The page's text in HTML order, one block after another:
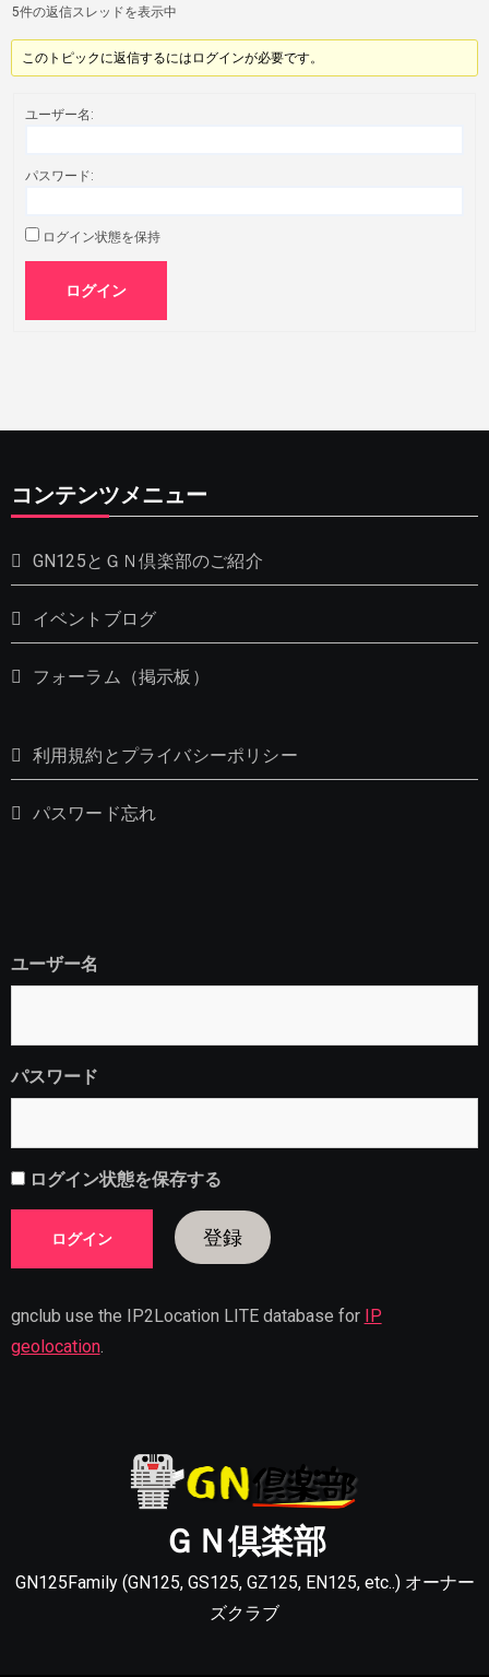
5件の返信スレッドを表示中
このトピックに返信するにはログインが必要です。
ユーザー名:
パスワード:
ログイン状態を保持
ログイン
コンテンツメニュー
GN125とＧＮ倶楽部のご紹介
イベントブログ
フォーラム（掲示板）
利用規約とプライバシーポリシー
パスワード忘れ
ユーザー名
パスワード
ログイン状態を保存する
登録
gnclub use the IP2Location LITE database for IP
geolocation.
ＧＮ倶楽部
GN125Family (GN125, GS125, GZ125, EN125, etc..) オーナー
ズクラブ